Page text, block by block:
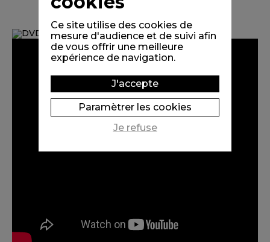
Ce site utilise des cookies de
mesure d'audience et de suivi afin
de vous offrir une meilleure
expérience de navigation.
J'accepte
Paramètrer les cookies
Je refuse